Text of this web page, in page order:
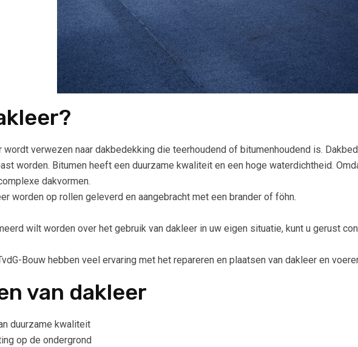
wordt verwezen naar dakbedekking die teerhoudend of bitumenhoudend is.
worden. Bitumen heeft een duurzame kwaliteit en een hoge waterdichtheid.
dakvormen.
worden op rollen geleverd en aangebracht met een brander of föhn.
wilt worden over het gebruik van dakleer in uw eigen situatie, kunt u gerust
Bouw hebben veel ervaring met het repareren en plaatsen van dakleer en
van dakleer
duurzame kwaliteit
op de ondergrond